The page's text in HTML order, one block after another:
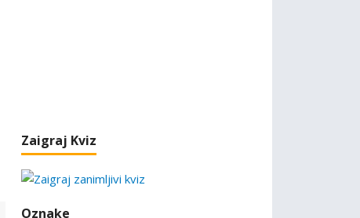
Zaigraj Kviz
Oznake